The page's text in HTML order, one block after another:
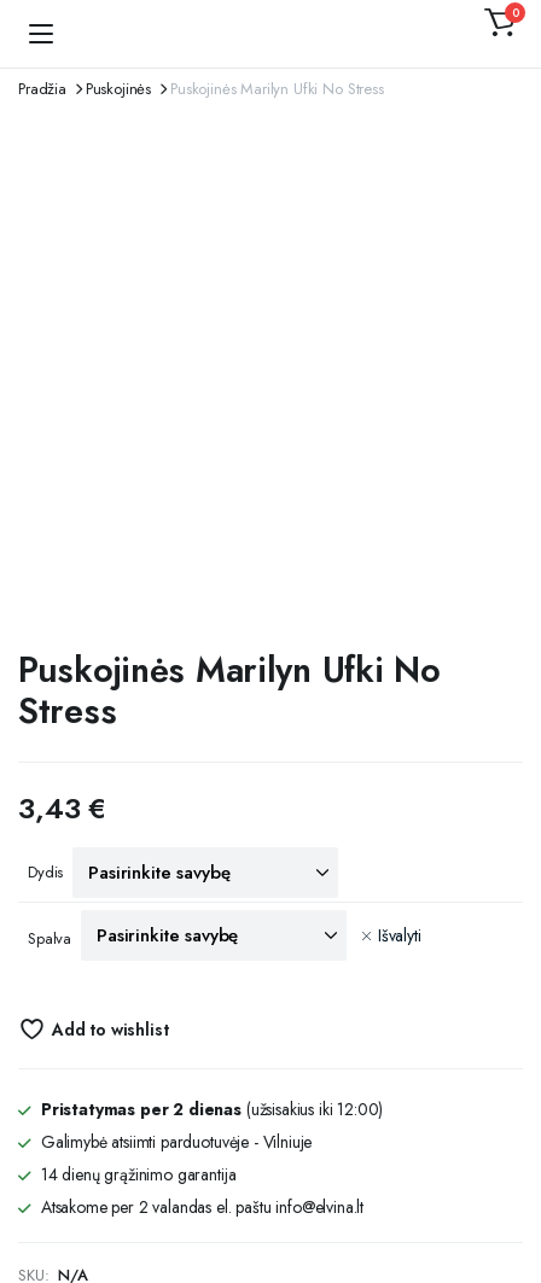
0
Pradžia Puskojinės Puskojinės Marilyn Ufki No Stress
Puskojinės Marilyn Ufki No
Stress
3,43€
Dydis
Spalva Išvalyti
Add to wishlist
Pristatymas per 2 dienas (užsisakius iki 12:00)
Galimybė atsiimti parduotuvėje - Vilniuje
14 dienų grąžinimo garantija
Atsakome per 2 valandas el. paštu info@elvina.lt
SKU: N/A